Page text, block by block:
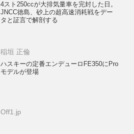
4スト250ccが大排気量車を完封した日。
JNCC徳島、砂上の超高速消耗戦をデー
タと証言で解剖する
稲垣 正倫
ハスキーの定番エンデューロFE350にPro
モデルが登場
Off1.jp